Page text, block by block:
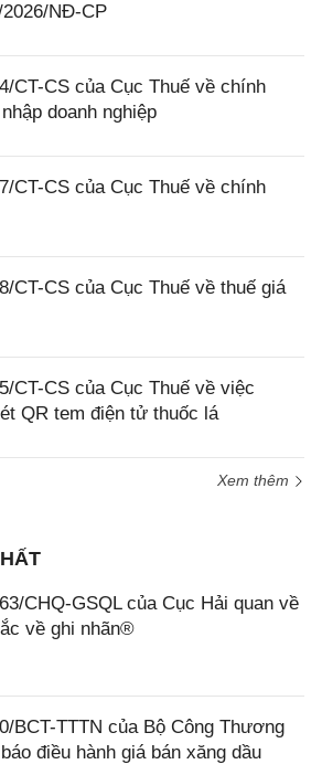
NĐ-CP
CT-CS của Cục Thuế về chính
doanh nghiệp
CT-CS của Cục Thuế về chính
CT-CS của Cục Thuế về thuế giá
CT-CS của Cục Thuế về việc
QR tem điện tử thuốc lá
Xem thêm
CHQ-GSQL của Cục Hải quan về
về ghi nhãn®
BCT-TTTN của Bộ Công Thương
điều hành giá bán xăng dầu